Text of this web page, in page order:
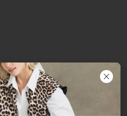
leuk vinden